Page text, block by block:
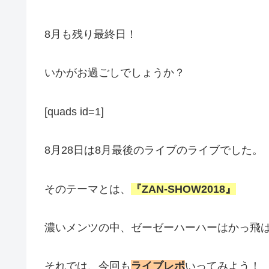
8月も残り最終日！
いかがお過ごしでしょうか？
[quads id=1]
8月28日は8月最後のライブのライブでした。
そのテーマとは、 『ZAN-SHOW2018』
濃いメンツの中、ゼーゼーハーハーはかっ飛
それでは、今回も ライブレポいってみよう！